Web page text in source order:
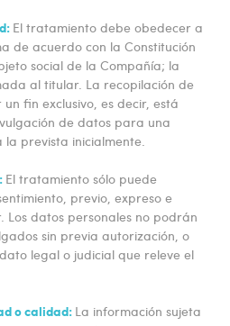
El tratamiento debe obedecer a
de acuerdo con la Constitución
social de la Compañía; la
al titular. La recopilación de
fin exclusivo, es decir, está
de datos para una
prevista inicialmente.
El tratamiento sólo puede
previo, expreso e
Los datos personales no podrán
sin previa autorización, o
legal o judicial que releve el
o calidad: La información sujeta